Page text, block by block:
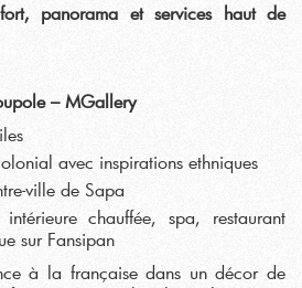
panorama et services haut de
– MGallery
avec inspirations ethniques
ville de Sapa
chauffée, spa, restaurant
sur Fansipan
à la française dans un décor de